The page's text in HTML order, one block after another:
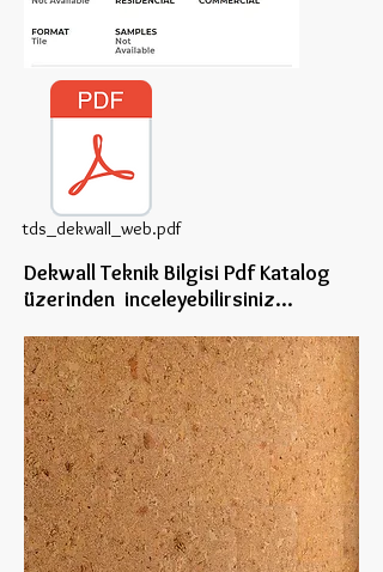
tds_dekwall_web.pdf
Dekwall Teknik Bilgisi Pdf Katalog
üzerinden inceleyebilirsiniz...